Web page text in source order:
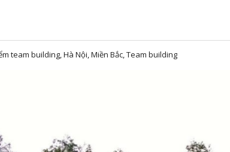
team building, Hà Nội, Miền Bắc, Team building